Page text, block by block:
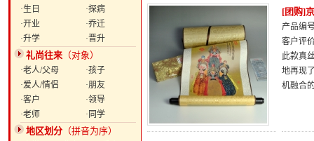
·生日
·探病
·开业
·乔迁
·升学
·晋升
礼尚往来 （对象）
·老人/父母
·孩子
·爱人/情侣
·朋友
·客户
·领导
·老师
·同学
地区划分 （拼音为序）
[团购]
产品编
客户评
此款真
地再现
机融合